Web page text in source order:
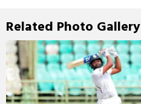
Related Photo Gallery